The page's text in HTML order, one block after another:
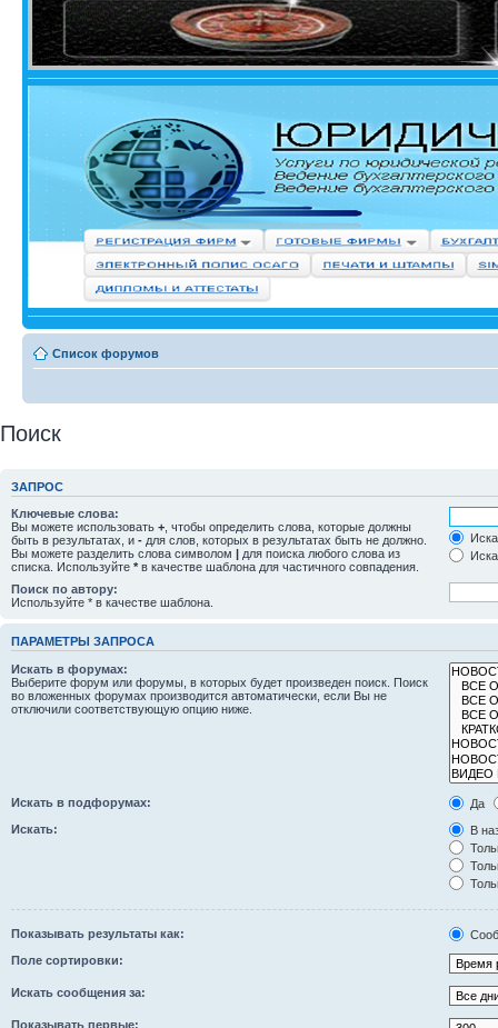
Список форумов
Поиск
ЗАПРОС
Ключевые слова:
Вы можете использовать + , чтобы определить слова, которые должны
быть в результатах, и - для слов, которых в результатах быть не должно.
Вы можете разделить слова символом | для поиска любого слова из
списка. Используйте * в качестве шаблона для частичного совпадения.
Поиск по автору:
Используйте * в качестве шаблона.
ПАРАМЕТРЫ ЗАПРОСА
Искать в форумах:
Выберите форум или форумы, в которых будет произведен поиск. Поиск
во вложенных форумах производится автоматически, если Вы не
отключили соответствующую опцию ниже.
Искать в подфорумах:
Да
Искать:
В
Показывать результаты как:
Поле сортировки:
Искать сообщения за:
Показывать первые: